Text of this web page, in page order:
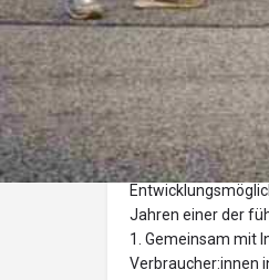
Über uns
Lust auf
Jahren einer der
1. Gemeinsam mit
Verbraucher:innen